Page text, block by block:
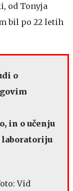
od Tonyja
bil po 22 letih
o
in o učenju
laboratoriju